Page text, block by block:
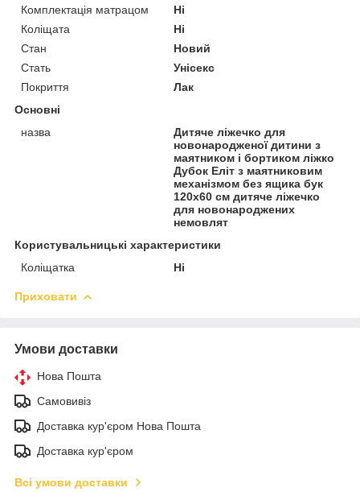
Комплектація матрацом
Ні
Коліщата
Ні
Стан
Новий
Стать
Унісекс
Покриття
Лак
Основні
назва
Дитяче ліжечко для
новонародженої дитини з
маятником і бортиком ліжко
Дубок Еліт з маятниковим
механізмом без ящика бук
120х60 см дитяче ліжечко
для новонароджених
немовлят
Користувальницькі характеристики
Коліщатка
Ні
Приховати
Умови доставки
Нова Пошта
Самовивіз
Доставка кур'єром Нова Пошта
Доставка кур'єром
Всі умови доставки